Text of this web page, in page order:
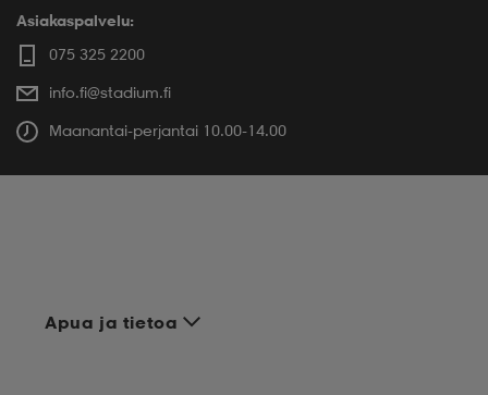
Asiakaspalvelu:
075 325 2200
info.fi@stadium.fi
Maanantai-perjantai 10.00-14.00
Apua ja tietoa